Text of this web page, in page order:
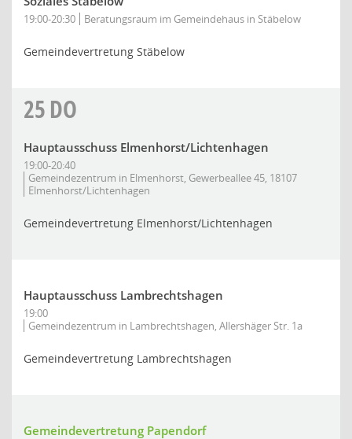
19:00-20:30 Beratungsraum im Gemeindehaus in Stäbelow
Gemeindevertretung Stäbelow
25DO
Hauptausschuss Elmenhorst/Lichtenhagen
19:00-20:40
Gemeindezentrum in Elmenhorst, Gewerbeallee 45, 18107
Elmenhorst/Lichtenhagen
Gemeindevertretung Elmenhorst/Lichtenhagen
Hauptausschuss Lambrechtshagen
19:00
Gemeindezentrum in Lambrechtshagen, Allershäger Str. 1a
Gemeindevertretung Lambrechtshagen
Gemeindevertretung Papendorf